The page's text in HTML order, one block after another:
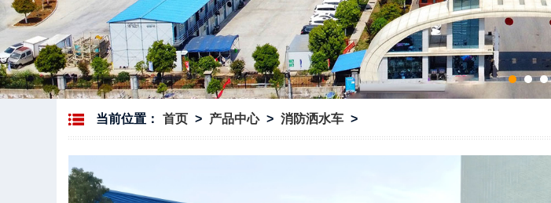
当前位置： 首页 > 产品中心 > 消防洒水车 >